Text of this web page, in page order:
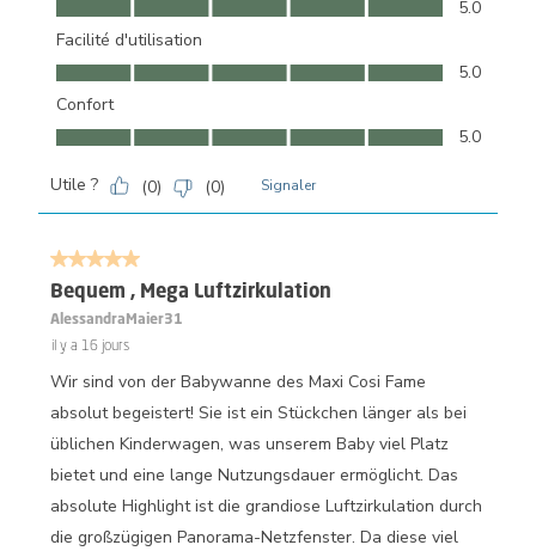
5.0
Facilité d'utilisation
Facilité d'utilisation, 5.0 sur 5
5.0
Confort
Confort, 5.0 sur 5
5.0
Utile ? (0) (0) Signaler
5 sur 5 étoiles.
Bequem , Mega Luftzirkulation
AlessandraMaier31
il y a 16 jours
Wir sind von der Babywanne des Maxi Cosi Fame
absolut begeistert! Sie ist ein Stückchen länger als bei
üblichen Kinderwagen, was unserem Baby viel Platz
bietet und eine lange Nutzungsdauer ermöglicht. Das
absolute Highlight ist die grandiose Luftzirkulation durch
die großzügigen Panorama-Netzfenster. Da diese viel